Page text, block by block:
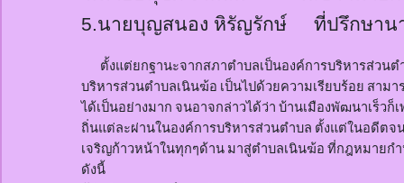
5.นายบุญสนอง หิรัญรักษ์ ที่ปรึกษาน
ตั้งแต่ยกฐานะจากสภาตำบลเป็นองค์การบริหารส่วน
บริหารส่วนตำบลเนินฆ้อ เป็นไปด้วยความเรียบร้อย สา
ได้เป็นอย่างมาก จนอาจกล่าวได้ว่า บ้านเมืองพัฒนาเร็ว
ถิ่นแต่ละผ่านในองค์การบริหารส่วนตำบล ตั้งแต่ในอดีตจ
เจริญก้าวหน้าในทุกๆด้าน มาสู่ตำบลเนินฆ้อ ที่กฎหมายกำ
ดังนี้